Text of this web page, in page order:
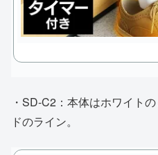
・SD-C2：本体はホワイト
ドのライン。